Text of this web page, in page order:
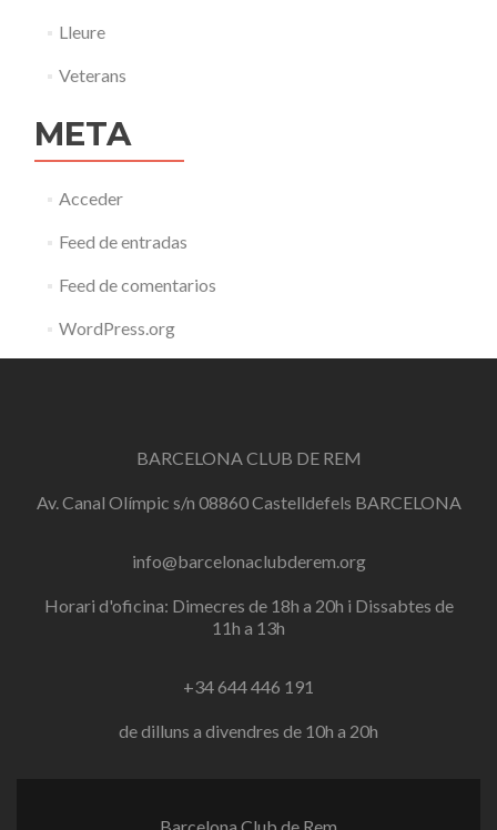
Lleure
Veterans
META
Acceder
Feed de entradas
Feed de comentarios
WordPress.org
BARCELONA CLUB DE REM
Av. Canal Olímpic s/n 08860 Castelldefels BARCELONA
info@barcelonaclubderem.org
Horari d'oficina: Dimecres de 18h a 20h i Dissabtes de
11h a 13h
+34 644 446 191
de dilluns a divendres de 10h a 20h